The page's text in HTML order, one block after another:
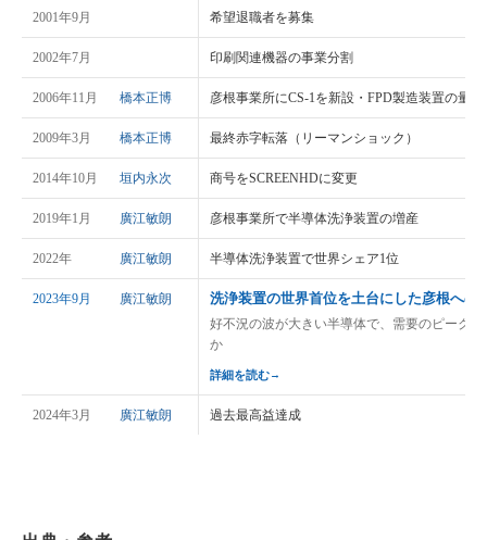
2001年9月 希望退職者を募集
2002年7月 印刷関連機器の事業分割
2006年11月 橋本正博 彦根事業所にCS-1を新設・FPD製造装置の量産
2009年3月 橋本正博 最終赤字転落（リーマンショック）
2014年10月 垣内永次 商号をSCREENHDに変更
2019年1月 廣江敏朗 彦根事業所で半導体洗浄装置の増産
2022年 廣江敏朗 半導体洗浄装置で世界シェア1位
2023年9月 廣江敏朗 洗浄装置の世界首位を土台にした彦根への
好不況の波が大きい半導体で、需要のピーク
か
詳細を読む→
2024年3月 廣江敏朗 過去最高益達成